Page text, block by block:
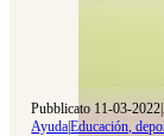
Pubblicato 11-03-2022|
Ayuda|Educación,